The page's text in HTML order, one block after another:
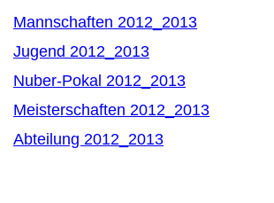
Mannschaften 2012_2013
Jugend 2012_2013
Nuber-Pokal 2012_2013
Meisterschaften 2012_2013
Abteilung 2012_2013